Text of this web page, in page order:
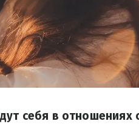
себя в отношениях